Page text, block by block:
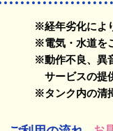
※経年劣化によ
※電気・水道を
※動作不良、異
サービスの提
※タンク内の清